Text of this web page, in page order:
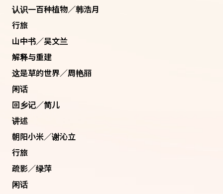
认识一百种植物／韩浩月
行旅
山中书／吴文兰
解释与重建
这是草的世界／周艳丽
闲话
回乡记／简儿
讲述
朝阳小米／谢沁立
行旅
疏影／绿萍
闲话